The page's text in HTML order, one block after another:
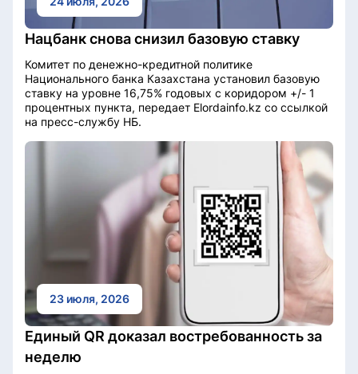
Нацбанк снова снизил базовую ставку
Комитет по денежно-кредитной политике
Национального банка Казахстана установил базовую
ставку на уровне 16,75% годовых с коридором +/- 1
процентных пункта, передает Elordainfo.kz со ссылкой
на пресс-службу НБ.
23 июля, 2026
Единый QR доказал востребованность за
неделю